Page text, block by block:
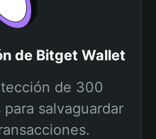
de Bitget Wallet
de 300
salvaguardar